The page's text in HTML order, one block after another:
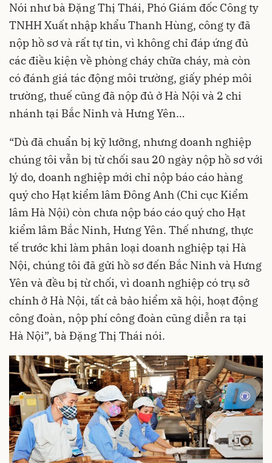
Nói như bà Đặng Thị Thái, Phó Giám đốc Công ty
TNHH Xuất nhập khẩu Thanh Hùng, công ty đã
nộp hồ sơ và rất tự tin, vì không chỉ đáp ứng đủ
các điều kiện về phòng cháy chữa cháy, mà còn
có đánh giá tác động môi trường, giấy phép môi
trường, thuế cũng đã nộp đủ ở Hà Nội và 2 chi
nhánh tại Bắc Ninh và Hưng Yên…
“Dù đã chuẩn bị kỹ lưỡng, nhưng doanh nghiệp
chúng tôi vẫn bị từ chối sau 20 ngày nộp hồ sơ với
lý do, doanh nghiệp mới chỉ nộp báo cáo hàng
quý cho Hạt kiểm lâm Đông Anh (Chi cục Kiểm
lâm Hà Nội) còn chưa nộp báo cáo quý cho Hạt
kiểm lâm Bắc Ninh, Hưng Yên. Thế nhưng, thực
tế trước khi làm phân loại doanh nghiệp tại Hà
Nội, chúng tôi đã gửi hồ sơ đến Bắc Ninh và Hưng
Yên và đều bị từ chối, vì doanh nghiệp có trụ sở
chính ở Hà Nội, tất cả bảo hiểm xã hội, hoạt động
công đoàn, nộp phí công đoàn cũng diễn ra tại
Hà Nội”, bà Đặng Thị Thái nói.